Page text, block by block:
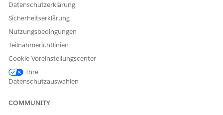
ERFORDERLICHE
BENUTZERBERECHTIGUNGE
Einrichten von
Spenderprofilen:
Anzeigen von Accountbeziehungen im Spenderprofil in
Nonprofit
im Spenderprofil anzuzeigen.
Datenschutzerklärung
Sicherheitserklärung
Nutzungsbedingungen
Teilnahmerichtlinien
Cookie-Voreinstellungscenter
Ihre
Datenschutzauswahlen
COMMUNITY